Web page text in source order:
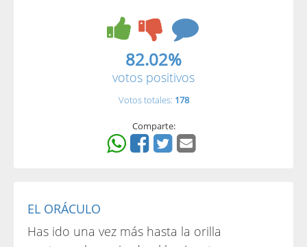
82.02%
votos positivos
Votos totales: 178
Comparte:
EL ORÁCULO
Has ido una vez más hasta la orilla